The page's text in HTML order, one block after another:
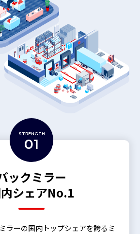
STRENGTH
01
ックミラー
シェアNo.1
ラーの国内トップシェアを誇るミ